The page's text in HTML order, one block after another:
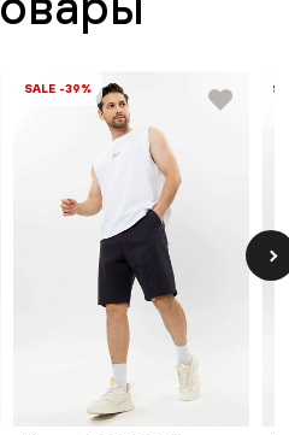
SALE -39%